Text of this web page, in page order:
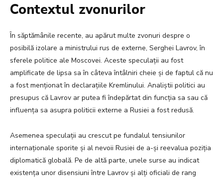
Contextul zvonurilor
În săptămânile recente, au apărut multe zvonuri despre o
posibilă izolare a ministrului rus de externe, Serghei Lavrov, în
sferele politice ale Moscovei. Aceste speculații au fost
amplificate de lipsa sa în câteva întâlniri cheie și de faptul că nu
a fost menționat în declarațiile Kremlinului. Analiștii politici au
presupus că Lavrov ar putea fi îndepărtat din funcția sa sau că
influența sa asupra politicii externe a Rusiei a fost redusă.
Asemenea speculații au crescut pe fundalul tensiunilor
internaționale sporite și al nevoii Rusiei de a-și reevalua poziția
diplomatică globală. Pe de altă parte, unele surse au indicat
existența unor disensiuni între Lavrov și alți oficiali de rang